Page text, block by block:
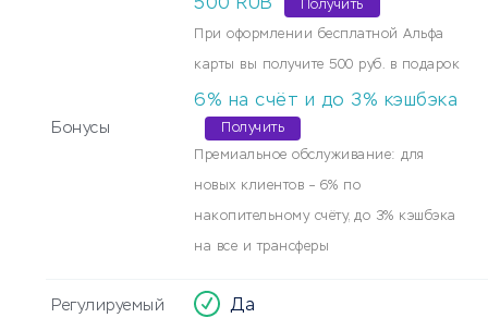
Бонусы
500 RUB Получить
При оформлении бесплатной Альфа
карты вы получите 500 руб. в подарок
6% на счёт и до 3% кэшбэка
Получить
Премиальное обслуживание: для
новых клиентов – 6% по
накопительному счёту, до 3% кэшбэка
на все и трансферы
Регулируемый Да